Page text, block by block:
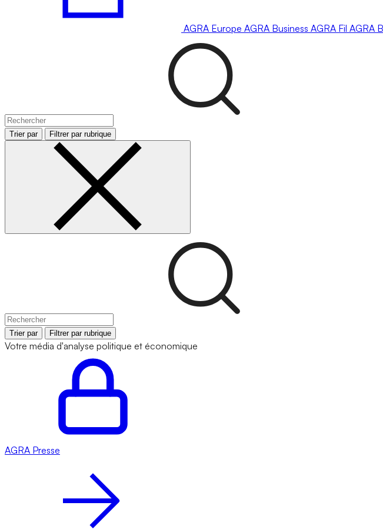
AGRA Europe AGRA Business AGRA Fil AGRA
Trier par Filtrer par rubrique
Trier par Filtrer par rubrique
Votre média d'analyse politique et économique
AGRA Presse